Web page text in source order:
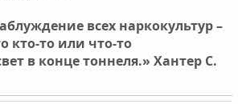
всех наркокультур –
кто-то или что-то
в конце тоннеля.» Хантер С.